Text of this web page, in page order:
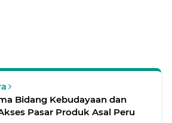
Bidang Kebudayaan dan
Pasar Produk Asal Peru